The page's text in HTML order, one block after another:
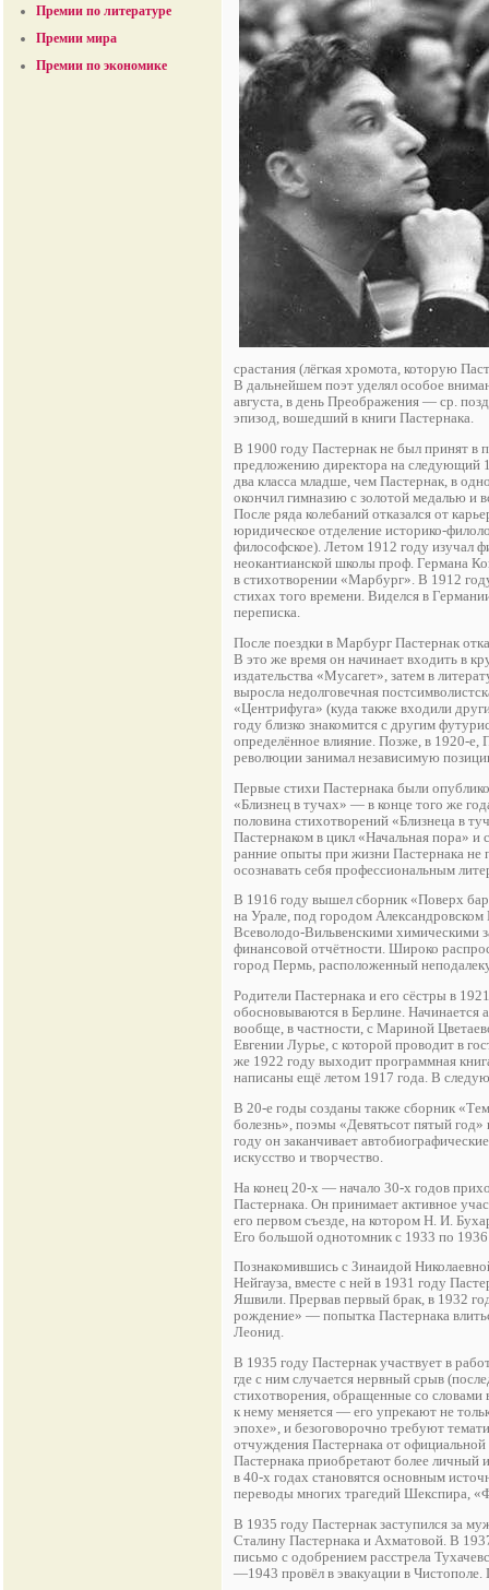
Премии по литературе
Премии мира
Премии по экономике
срастания (лёгкая хромота, которую
В дальнейшем поэт уделял особое
августа, в день Преображения — ср.
эпизод, вошедший в книги Пастернака.
В 1900 году Пастернак не был принят
предложению директора на следующий
два класса младше, чем Пастернак, в
окончил гимназию с золотой медалью и
После ряда колебаний отказался от
юридическое отделение историко-
философское). Летом 1912 году изучал
неокантианской школы проф. Германа
в стихотворении «Марбург». В 1912
стихах того времени. Виделся в
переписка.
После поездки в Марбург Пастернак
В это же время он начинает входить в
издательства «Мусагет», затем в
выросла недолговечная
«Центрифуга» (куда также входили
году близко знакомится с другим
определённое влияние. Позже, в 1920-е,
революции занимал независимую
Первые стихи Пастернака были
«Близнец в тучах» — в конце того же
половина стихотворений «Близнеца в
Пастернаком в цикл «Начальная пора»
ранние опыты при жизни Пастернака не
осознавать себя профессиональным
В 1916 году вышел сборник «Поверх
на Урале, под городом
Всеволодо-Вильвенскими химическими
финансовой отчётности. Широко
город Пермь, расположенный
Родители Пастернака и его сёстры в
обосновываются в Берлине. Начинается
вообще, в частности, с Мариной
Евгении Лурье, с которой проводит в
же 1922 году выходит программная
написаны ещё летом 1917 года. В
В 20-е годы созданы также сборник
болезнь», поэмы «Девятьсот пятый
году он заканчивает
искусство и творчество.
На конец 20-х — начало 30-х годов
Пастернака. Он принимает активное
его первом съезде, на котором Н. И.
Его большой однотомник с 1933 по 1936
Познакомившись с Зинаидой
Нейгауза, вместе с ней в 1931 году
Яшвили. Прервав первый брак, в 1932
рождение» — попытка Пастернака
Леонид.
В 1935 году Пастернак участвует в
где с ним случается нервный срыв
стихотворения, обращенные со
к нему меняется — его упрекают не
эпохе», и безоговорочно требуют
отчуждения Пастернака от
Пастернака приобретают более личный
в 40-х годах становятся основным
переводы многих трагедий Шекспирa,
В 1935 году Пастернак заступился за
Сталину Пастернака и Ахматовой. В
письмо с одобрением расстрела
—1943 провёл в эвакуации в